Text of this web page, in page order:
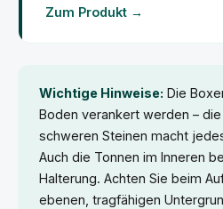
Zum Produkt →
Wichtige Hinweise: Die
Boden verankert werden –
schweren Steinen macht
Auch die Tonnen im Inneren
Halterung. Achten Sie beim
ebenen, tragfähigen